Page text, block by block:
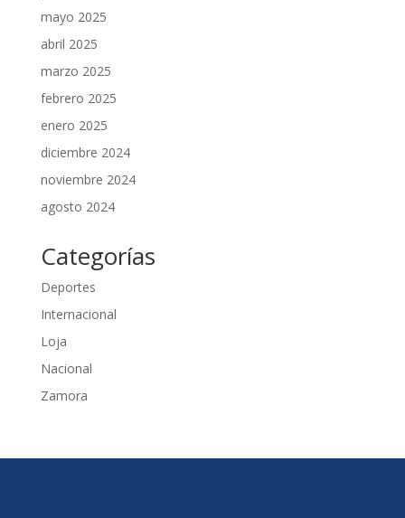
mayo 2025
abril 2025
marzo 2025
febrero 2025
enero 2025
diciembre 2024
noviembre 2024
agosto 2024
Categorías
Deportes
Internacional
Loja
Nacional
Zamora